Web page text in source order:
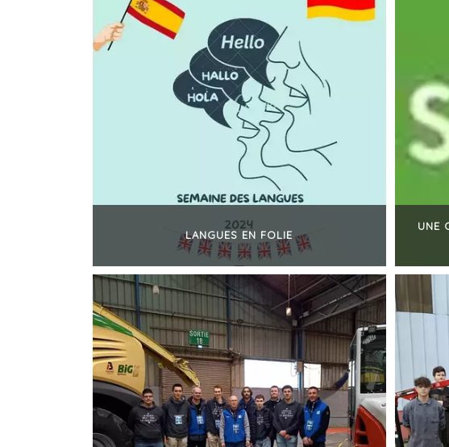
LANGUES EN FOLIE
+
UNE